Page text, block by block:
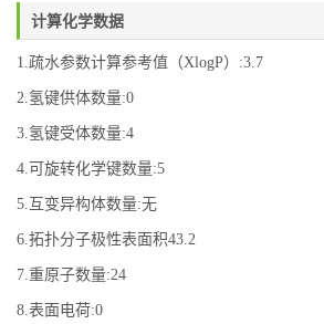
计算化学数据
1.疏水参数计算参考值（XlogP）:3.7
2.氢键供体数量:0
3.氢键受体数量:4
4.可旋转化学键数量:5
5.互变异构体数量:无
6.拓扑分子极性表面积43.2
7.重原子数量:24
8.表面电荷:0